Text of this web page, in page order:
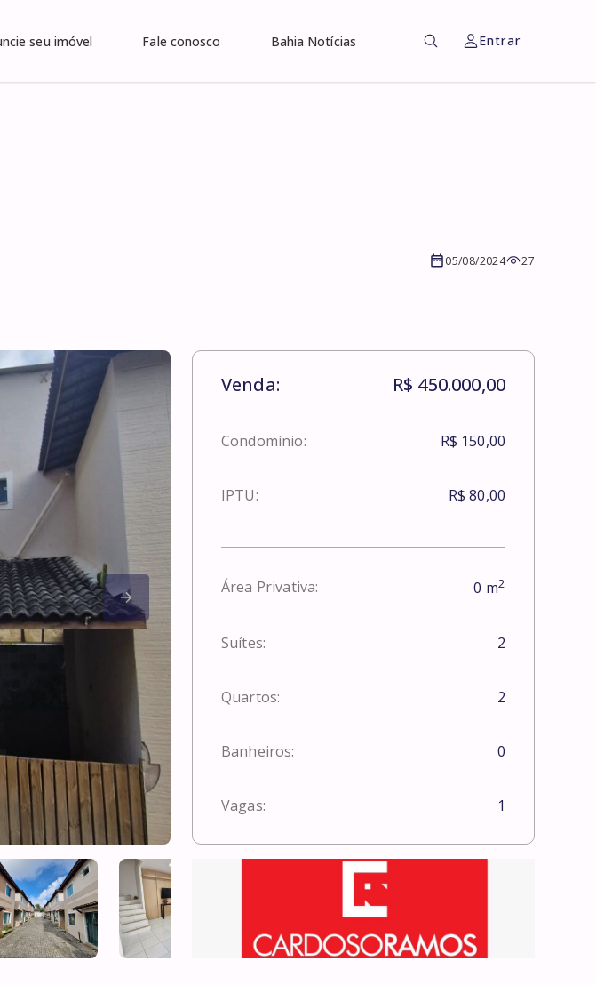
seu imóvel Fale conosco Bahia Notícias Entrar
05/08/2024 27
Venda: R$ 450.000,00
Condomínio: R$ 150,00
IPTU: R$ 80,00
Área Privativa: 0 m2
Suítes: 2
Quartos: 2
Banheiros: 0
Vagas: 1